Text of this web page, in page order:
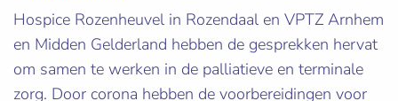
Hospice Rozenheuvel in Rozendaal en VPTZ Arnhem
en Midden Gelderland hebben de gesprekken hervat
om samen te werken in de palliatieve en terminale
zorg. Door corona hebben de voorbereidingen voor